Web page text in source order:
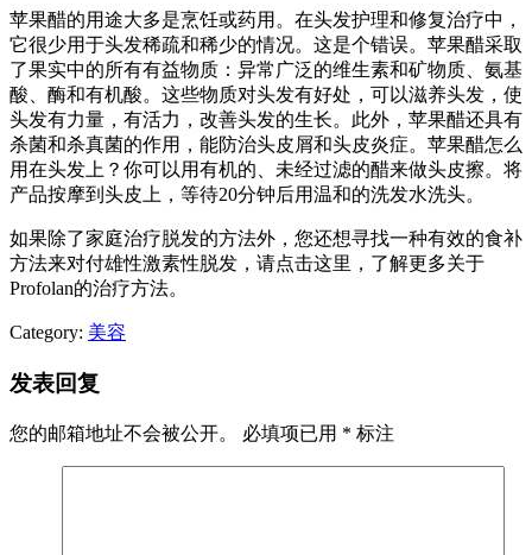
苹果醋的用途大多是烹饪或药用。在头发护理和修复治疗中，
它很少用于头发稀疏和稀少的情况。这是个错误。苹果醋采取
了果实中的所有有益物质：异常广泛的维生素和矿物质、氨基
酸、酶和有机酸。这些物质对头发有好处，可以滋养头发，使
头发有力量，有活力，改善头发的生长。此外，苹果醋还具有
杀菌和杀真菌的作用，能防治头皮屑和头皮炎症。苹果醋怎么
用在头发上？你可以用有机的、未经过滤的醋来做头皮擦。将
产品按摩到头皮上，等待20分钟后用温和的洗发水洗头。
如果除了家庭治疗脱发的方法外，您还想寻找一种有效的食补
方法来对付雄性激素性脱发，请点击这里，了解更多关于
Profolan的治疗方法。
Category: 美容
发表回复
您的邮箱地址不会被公开。 必填项已用 * 标注